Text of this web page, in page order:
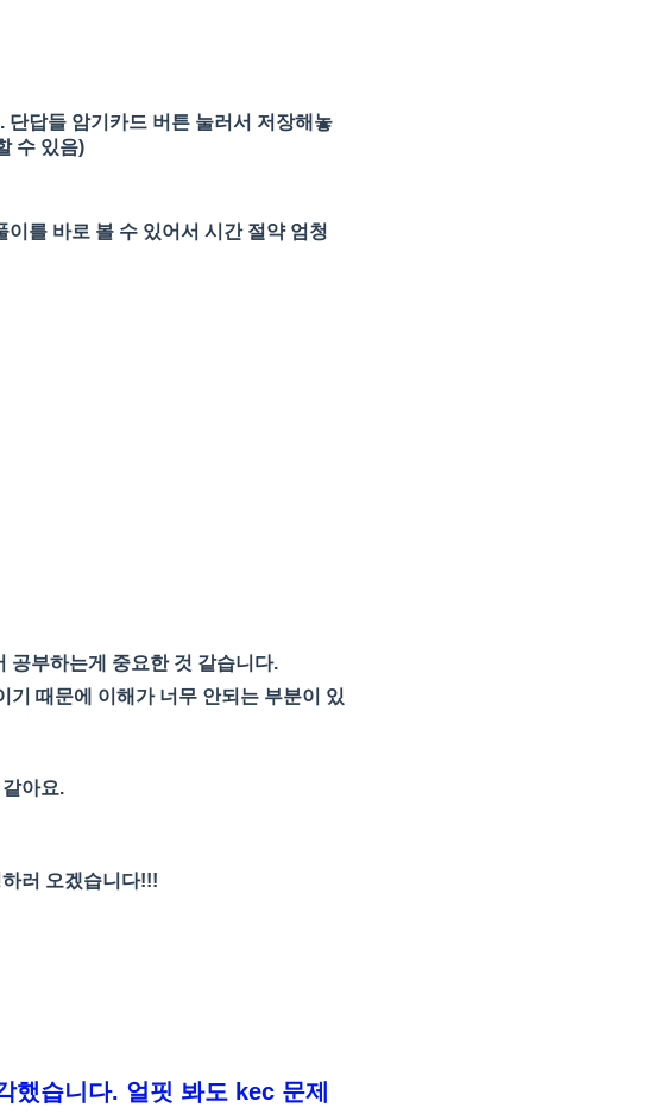
답들 암기카드 버튼 눌러서 저장해놓
수 있음)
를 바로 볼 수 있어서 시간 절약 엄청
공부하는게 중요한 것 같습니다.
기 때문에 이해가 너무 안되는 부분이
있
아요.
러 오겠습니다!!!
습니다. 얼핏 봐도 kec 문제